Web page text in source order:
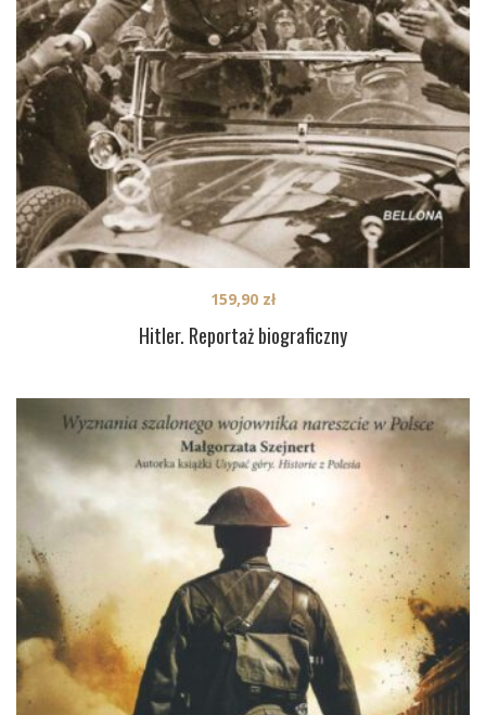
Hitler. Reportaż biograficzny
159,90 zł